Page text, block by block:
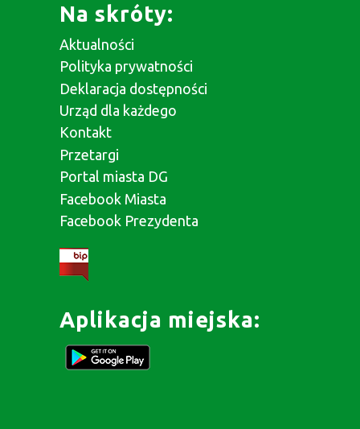
Na skróty:
Aktualności
Polityka prywatności
Deklaracja dostępności
Urząd dla każdego
Kontakt
Przetargi
Portal miasta DG
Facebook Miasta
Facebook Prezydenta
Aplikacja miejska: